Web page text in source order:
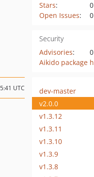
Stars:
0
Open Issues: 0
Security
Advisories:
0
Aikido package
UTC
dev-master
v2.0.0
v1.3.12
v1.3.11
v1.3.10
v1.3.9
v1.3.8